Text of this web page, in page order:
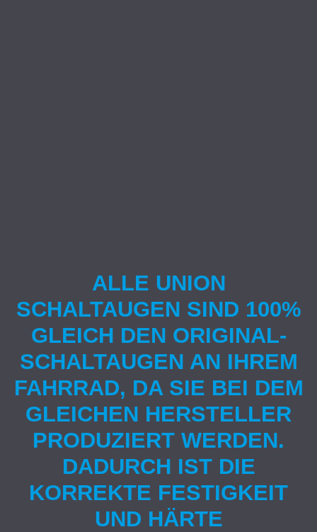
ALLE UNION
SCHALTAUGEN SIND 100%
GLEICH DEN ORIGINAL-
SCHALTAUGEN AN IHREM
FAHRRAD, DA SIE BEI DEM
GLEICHEN HERSTELLER
PRODUZIERT WERDEN.
DADURCH IST DIE
KORREKTE FESTIGKEIT
UND HÄRTE